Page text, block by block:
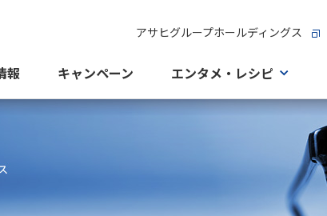
アサヒグループホールディングス
報 キャンペーン エンタメ・レシピ